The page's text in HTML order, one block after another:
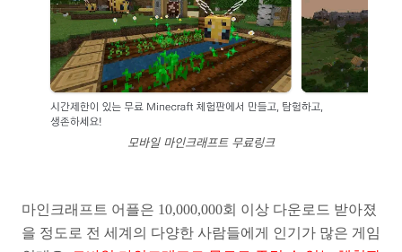
모바일 마인크래프트 무료링크
마인크래프트 어플은 10,000,000회 이상 다운로드 받아졌
을 정도로 전 세계의 다양한 사람들에게 인기가 많은 게임